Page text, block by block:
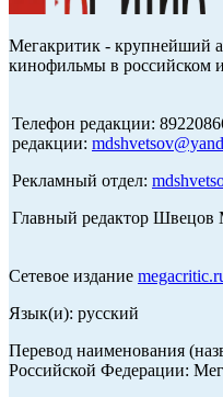
Мегакритик - крупнейший
кинофильмы в российском
Телефон редакции:
редакции:
Рекламный отдел:
Главный редактор
Сетевое издание
Язык(и): русский
Перевод наименования
Российской Федерации: